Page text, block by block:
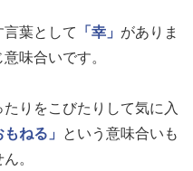
葉として 「幸」 がありま
味合いです。
りをこびたりして気に入
もねる」
という意味合いも
。